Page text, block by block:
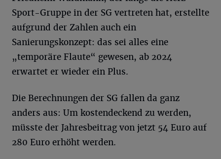
Sport-Gruppe in der SG vertreten hat, erstellte
aufgrund der Zahlen auch ein
Sanierungskonzept: das sei alles eine
„temporäre Flaute“ gewesen, ab 2024
erwartet er wieder ein Plus.
Die Berechnungen der SG fallen da ganz
anders aus: Um kostendeckend zu werden,
müsste der Jahresbeitrag von jetzt 54 Euro auf
280 Euro erhöht werden.